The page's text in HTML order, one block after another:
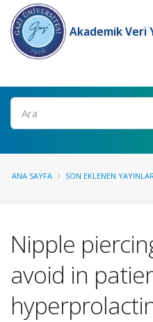
Akademik Veri
Ara
ANA SAYFA SON EKLENEN
Nipple
avoid in